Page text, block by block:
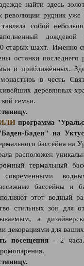
найти здесь
революции рудник
собой
дождевой
старых шахт. Именно
останки последнего
и приближённых.
в честь
деревянных
семьи.
программа
Баден" на
бассейна на
расположен
термальный
бассейны и
этот водный
стильных зон для
а
декорациями для
посещения- 2